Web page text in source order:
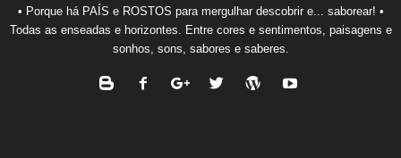
• Porque há PAÍS e ROSTOS para mergulhar descobrir e... saborear! •
Todas as enseadas e horizontes. Entre cores e sentimentos, paisagens e
sonhos, sons, sabores e saberes.